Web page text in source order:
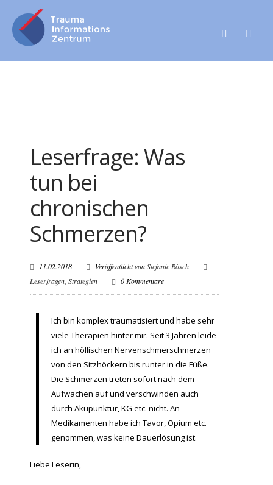
Leserfrage: Was
tun bei
chronischen
Schmerzen?
11.02.2018 Veröffentlicht vonStefanie Rösch
Leserfragen Strategien 0 Kommentare
Ich bin komplex traumatisiert und habe sehr
viele Therapien hinter mir. Seit 3 Jahren leide
ich an höllischen Nervenschmerschmerzen
von den Sitzhöckern bis runter in die Füße.
Die Schmerzen treten sofort nach dem
Aufwachen auf und verschwinden auch
durch Akupunktur, KG etc. nicht. An
Medikamenten habe ich Tavor, Opium etc.
genommen, was keine Dauerlösung ist.
Liebe Leserin,